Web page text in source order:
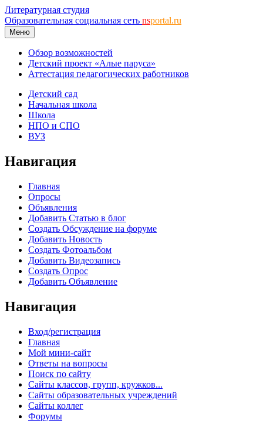
Литературная студия
Образовательная социальная сеть nsportal.ru
Меню
Обзор возможностей
Детский проект «Алые паруса»
Аттестация педагогических работников
Детский сад
Начальная школа
Школа
НПО и СПО
ВУЗ
Навигация
Главная
Опросы
Объявления
Добавить Статью в блог
Создать Обсуждение на форуме
Добавить Новость
Создать Фотоальбом
Добавить Видеозапись
Создать Опрос
Добавить Объявление
Навигация
Вход/регистрация
Главная
Мой мини-сайт
Ответы на вопросы
Поиск по сайту
Сайты классов, групп, кружков...
Сайты образовательных учреждений
Сайты коллег
Форумы